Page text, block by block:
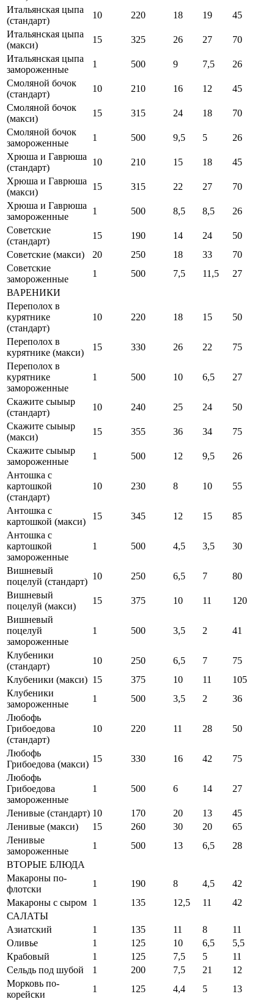
Итальянская цыпа
(стандарт)
10 220 18 19
45
Итальянская цыпа
(макси)
15 325 26 27
70
Итальянская цыпа
замороженные
1 500 9 7,5
26
Смоляной бочок
(стандарт)
10 210 16 12
45
Смоляной бочок
(макси)
15 315 24 18
70
Смоляной бочок
замороженные
1 500 9,5 5
26
Хрюша и Гаврюша
(стандарт)
10 210 15 18
45
Хрюша и Гаврюша
(макси)
15 315 22 27
70
Хрюша и Гаврюша
замороженные
1 500 8,5 8,5
26
Советские
(стандарт)
15 190 14 24
50
Советские (макси)
20 250 18 33
70
Советские
замороженные
1 500 7,5 11,5
27
ВАРЕНИКИ
Переполох в
курятнике
(стандарт)
10 220 18 15 50
Переполох в
курятнике (макси)
15 330 26 22
75
Переполох в
курятнике
замороженные
1 500 10 6,5 27
Скажите сыыыр
(стандарт)
10 240 25 24
50
Скажите сыыыр
(макси)
15 355 36 34
75
Скажите сыыыр
замороженные
1 500 12 9,5
26
Антошка с
картошкой
(стандарт)
10 230 8 10 55
Антошка с
картошкой (макси)
15 345 12 15
85
Антошка с
картошкой
замороженные
1 500 4,5 3,5 30
Вишневый
поцелуй (стандарт)
10 250 6,5 7
80
Вишневый
поцелуй (макси)
15 375 10 11
120
Вишневый
поцелуй
замороженные
1 500 3,5 2 41
Клубеники
(стандарт)
10 250 6,5 7
75
Клубеники (макси) 15 375 10 11
105
Клубеники
замороженные
1 500 3,5 2
36
Любофь
Грибоедова
(стандарт)
10 220 11 28 50
Любофь
Грибоедова (макси)
15 330 16 42
75
Любофь
Грибоедова
замороженные
1 500 6 14 27
Ленивые (стандарт) 10 170 20 13
45
Ленивые (макси)
15 260 30 20
65
Ленивые
замороженные
1 500 13 6,5
28
ВТОРЫЕ БЛЮДА
Макароны по-
флотски
1 190 8 4,5
42
Макароны с сыром 1 135 12,5 11
42
САЛАТЫ
Азиатский
1 135 11 8
11
Оливье
1 125 10 6,5
5,5
Крабовый
1 125 7,5 5
11
Сельдь под шубой
1 200 7,5 21
12
Морковь по-
корейски
1 125 4,4 5
13